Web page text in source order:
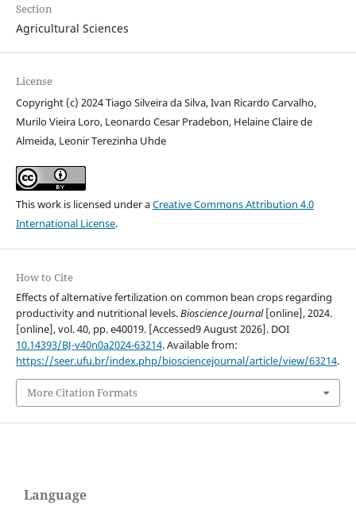
Section
Agricultural Sciences
License
Copyright (c) 2024 Tiago Silveira da Silva, Ivan Ricardo Carvalho,
Murilo Vieira Loro, Leonardo Cesar Pradebon, Helaine Claire de
Almeida, Leonir Terezinha Uhde
This work is licensed under aCreative Commons Attribution 4.0
International License.
How to Cite
Effects of alternative fertilization on common bean crops regarding
productivity and nutritional levels.Bioscience Journal[online], 2024.
[online], vol. 40, pp. e40019. [Accessed9 August 2026]. DOI
10.14393/BJ-v40n0a2024-63214. Available from:
https://seer.ufu.br/index.php/biosciencejournal/article/view/63214.
More Citation Formats
Language